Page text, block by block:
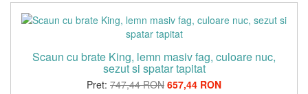
Scaun cu brate King, lemn masiv fag, culoare nuc,
sezut si spatar tapitat
Pret: 747,44 RON 657,44 RON